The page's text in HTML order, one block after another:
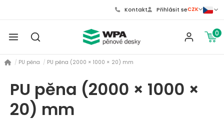
CZK
Kontakt Přihlásit se
0
PU pěna PU pěna (2000 × 1000 × 20) mm
PU pěna (2000 × 1000 ×
20) mm